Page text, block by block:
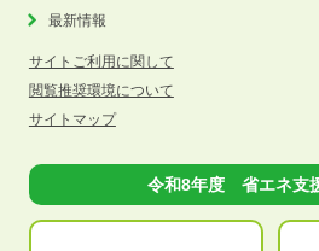
最新情報
サイトご利用に関して
閲覧推奨環境について
サイトマップ
令和8年度 省エネ支